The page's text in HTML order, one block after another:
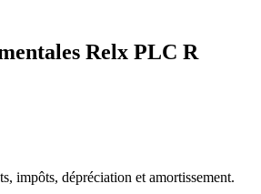
Relx PLC R
impôts, dépréciation et amortissement.